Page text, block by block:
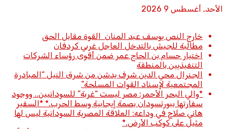
الأحد, أغسطس 9 2026
خارج النص يوسف عبد المنان القوة مقابل الحق
مطالبة للجيش بالتدخل العاجل غربي كردفان
اختيار حسام بن الحاج عمر ضمن أقوى رؤساء الشركات
التنفيذيين بالمنطقة
الجنرال محي الدين شرف يدشن من شرق النيل “المبادرة
المجتمعية لإسناد القوات المسلحة”
*والي البحر الأحمر: مصر ليست “غربة” للسودانيين.. ووجود
سفارتها ببورتسودان بصمة إيجابية وسط الحرب.* *​السفير
هاني صلاح في وداعه: العلاقة المصرية السودانية ليس لها
مثيل على كوكب الأرض.*